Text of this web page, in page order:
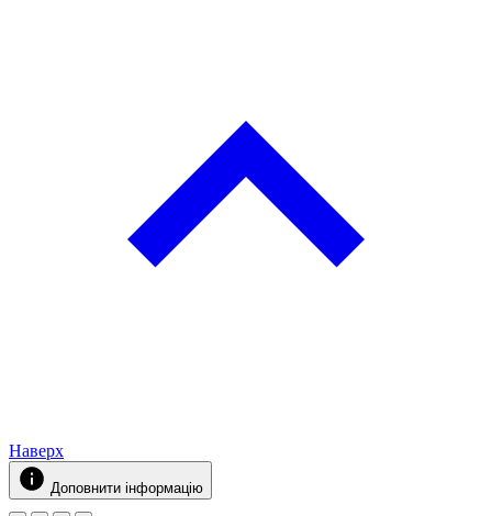
Наверх
Доповнити інформацію